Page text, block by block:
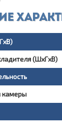
(ШxГxВ)
камеры